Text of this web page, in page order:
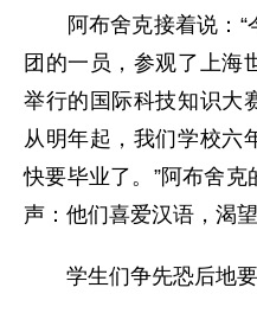
阿布舍克接着说：“
团的一员，参观了上海
举行的国际科技知识大
从明年起，我们学校六
快要毕业了。”阿布舍
声：他们喜爱汉语，渴
学生们争先恐后地要